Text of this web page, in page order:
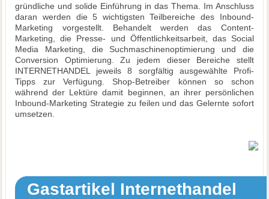
gründliche und solide Einführung in das Thema. Im Anschluss
daran werden die 5 wichtigsten Teilbereiche des Inbound-
Marketing vorgestellt. Behandelt werden das Content-
Marketing, die Presse- und Öffentlichkeitsarbeit, das Social
Media Marketing, die Suchmaschinenoptimierung und die
Conversion Optimierung. Zu jedem dieser Bereiche stellt
INTERNETHANDEL jeweils 8 sorgfältig ausgewählte Profi-
Tipps zur Verfügung. Shop-Betreiber können so schon
während der Lektüre damit beginnen, an ihrer persönlichen
Inbound-Marketing Strategie zu feilen und das Gelernte sofort
umsetzen.
Gastartikel Internethandel